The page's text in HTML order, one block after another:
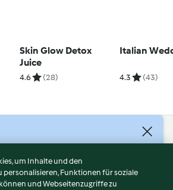
Skin Glow Detox
Juice
4.6 (28)
Italian
4.3 (43)
um Inhalte und den
personalisieren, Funktionen für soziale
und Webseitenzugriffe zu